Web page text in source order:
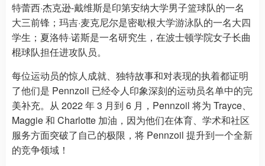
特蕾西·杰克逊-戴维斯是印第安纳大学男子篮球队的一名
大三前锋；玛吉·麦克尼尔是密歇根大学游泳队的一名大四
学生；夏洛特·诺斯是一名研究生，在波士顿学院女子长曲
棍球队担任进攻队员。
每位运动员的惊人成就、独特故事和对表现的执着都证明
了他们是 Pennzoil 已经令人印象深刻的运动员名单中的完
美补充。从 2022 年 3 月到 6 月，Pennzoil 将为 Trayce、
Maggie 和 Charlotte 加油，因为他们在体育、学术和社区
服务方面突破了自己的极限，将 Pennzoil 提升到一个全新
的竞争领域！